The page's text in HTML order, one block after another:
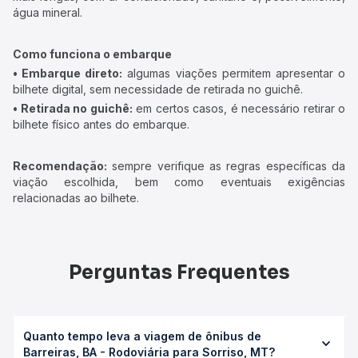
água mineral.
Como funciona o embarque
• Embarque direto: algumas viações permitem apresentar o
bilhete digital, sem necessidade de retirada no guichê.
• Retirada no guichê: em certos casos, é necessário retirar o
bilhete físico antes do embarque.
Recomendação: sempre verifique as regras específicas da
viação escolhida, bem como eventuais exigências
relacionadas ao bilhete.
Perguntas Frequentes
Quanto tempo leva a viagem de ônibus de
Barreiras, BA - Rodoviária para Sorriso, MT?